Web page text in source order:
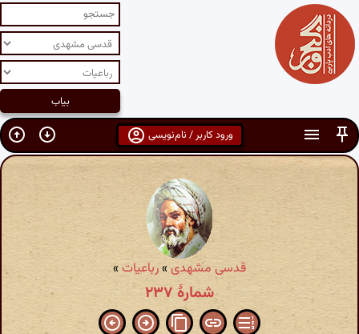
ورود کاربر / نام‌نویسی
قدسی مشهدی»رباعیات»
شمارهٔ ۲۳۷